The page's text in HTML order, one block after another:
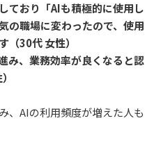
ており「AIも積極的に使用し
の職場に変わったので、使用
（30代 女性）
み、業務効率が良くなると認
、AIの利用頻度が増えた人も